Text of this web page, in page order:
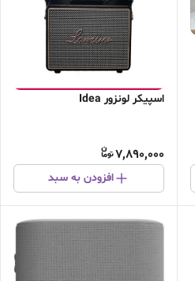
اسپیکر لونزور Idea
7,890,000
افزودن به سبد